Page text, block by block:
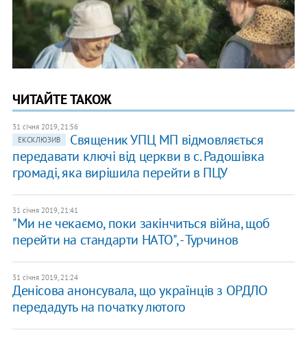
ЧИТАЙТЕ ТАКОЖ
31 січня 2019, 21:56
ЕКСКЛЮЗИВ
​Священик УПЦ МП відмовляється
передавати ключі від церкви в с. Радошівка
громаді, яка вирішила перейти в ПЦУ
31 січня 2019, 21:41
"Ми не чекаємо, поки закінчиться війна, щоб
перейти на стандарти НАТО", - Турчинов
31 січня 2019, 21:24
Денісова анонсувала, що українців з ОРДЛО
передадуть на початку лютого